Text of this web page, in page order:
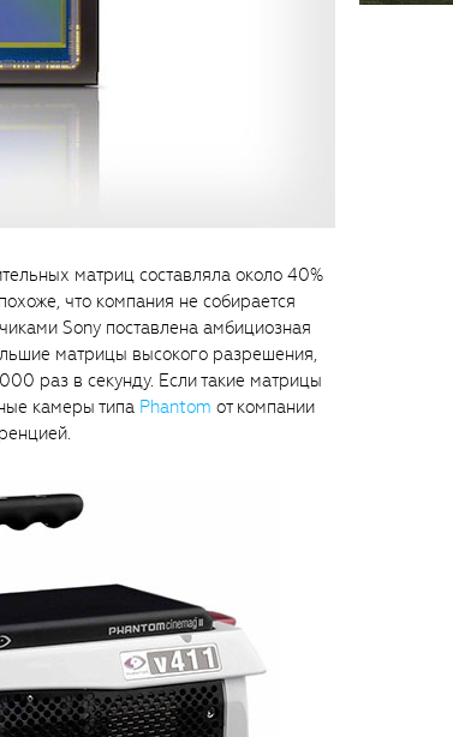
матриц составляла около 40%
что компания не собирается
Sony поставлена амбициозная
матрицы высокого разрешения,
раз в секунду. Если такие матрицы
камеры типа Phantom от компании